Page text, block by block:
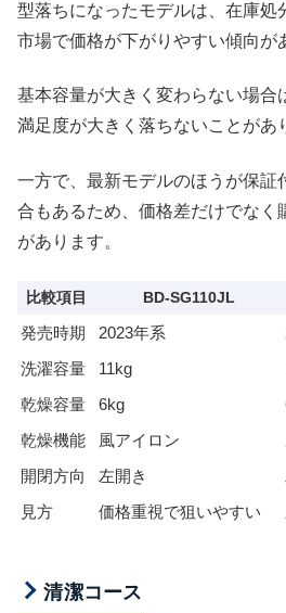
型落ちになったモデルは、在庫処
市場で価格が下がりやすい傾向が
基本容量が大きく変わらない場合
満足度が大きく落ちないことがあ
一方で、最新モデルのほうが保証
合もあるため、価格差だけでなく
があります。
比較項目 BD-SG110JL
発売時期 2023年系
洗濯容量
11kg
乾燥容量
6kg
乾燥機能
風アイロン
開閉方向
左開き
見方
価格重視で狙いやすい
清潔コース